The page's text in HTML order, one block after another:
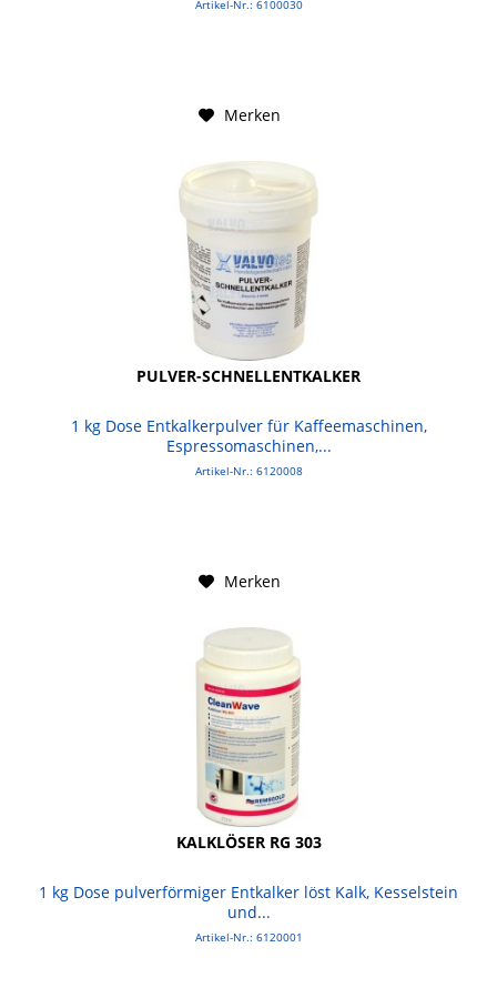
Artikel-Nr.: 6100030
Merken
PULVER-SCHNELLENTKALKER
1 kg Dose Entkalkerpulver für Kaffeemaschinen,
Espressomaschinen,...
Artikel-Nr.: 6120008
Merken
KALKLÖSER RG 303
1 kg Dose pulverförmiger Entkalker löst Kalk, Kesselstein
und...
Artikel-Nr.: 6120001